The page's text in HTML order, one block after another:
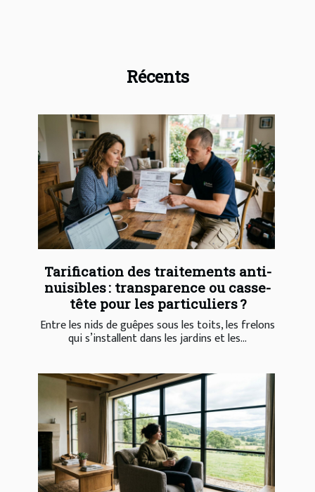
Récents
Tarification des traitements anti-
nuisibles : transparence ou casse-
tête pour les particuliers ?
Entre les nids de guêpes sous les toits, les frelons
qui s’installent dans les jardins et les...